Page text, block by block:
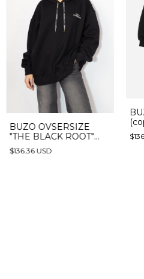
BUZO OVSERSIZE
"THE BLACK ROOT"
(preventa) (copia)
(copia) (copia) (copia) -
$136.36 USD